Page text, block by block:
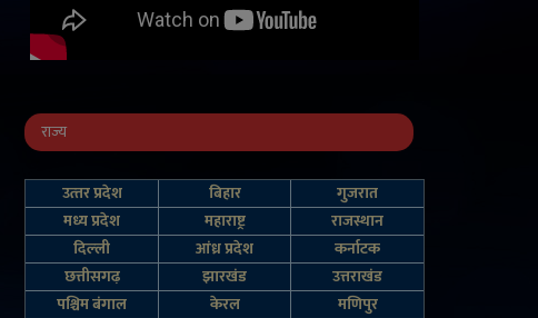
राज्य
उत्‍तर प्रदेश बिहार
गुजरात
मध्य प्रदेश
महाराष्ट्र
राजस्थान
दिल्‍ली
आंध्र प्रदेश
कर्नाटक
छत्तीसगढ़
झारखंड
उत्तराखंड
पश्चिम बंगाल
केरल
मणिपुर